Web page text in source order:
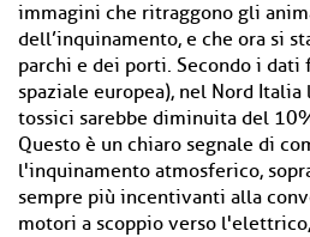
immagini che ritraggono gli
dell’inquinamento, e che ora si
parchi e dei porti. Secondo i dati
spaziale europea), nel Nord
tossici sarebbe diminuita del
Questo è un chiaro segnale di
l'inquinamento atmosferico,
sempre più incentivanti alla
motori a scoppio verso